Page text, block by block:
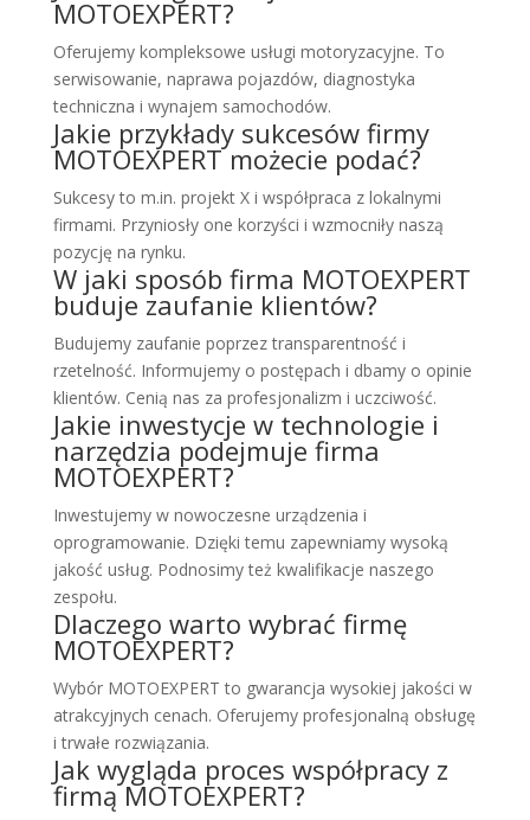
MOTOEXPERT?
Oferujemy kompleksowe usługi motoryzacyjne. To
serwisowanie, naprawa pojazdów, diagnostyka
techniczna i wynajem samochodów.
Jakie przykłady sukcesów firmy
MOTOEXPERT możecie podać?
Sukcesy to m.in. projekt X i współpraca z lokalnymi
firmami. Przyniosły one korzyści i wzmocniły naszą
pozycję na rynku.
W jaki sposób firma MOTOEXPERT
buduje zaufanie klientów?
Budujemy zaufanie poprzez transparentność i
rzetelność. Informujemy o postępach i dbamy o opinie
klientów. Cenią nas za profesjonalizm i uczciwość.
Jakie inwestycje w technologie i
narzędzia podejmuje firma
MOTOEXPERT?
Inwestujemy w nowoczesne urządzenia i
oprogramowanie. Dzięki temu zapewniamy wysoką
jakość usług. Podnosimy też kwalifikacje naszego
zespołu.
Dlaczego warto wybrać firmę
MOTOEXPERT?
Wybór MOTOEXPERT to gwarancja wysokiej jakości w
atrakcyjnych cenach. Oferujemy profesjonalną obsługę
i trwałe rozwiązania.
Jak wygląda proces współpracy z
firmą MOTOEXPERT?